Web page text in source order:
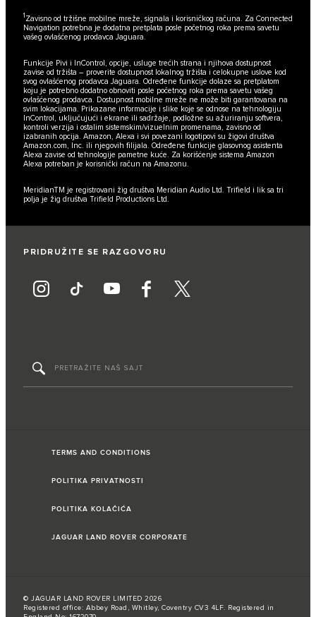
1Zavisno od tržišne mobilne mreže, signala i korisničkog računa. Za Connected
Navigation potrebna je dodatna pretplata posle početnog roka prema savetu
vašeg ovlašćenog prodavca Jaguara.
Funkcije Pivi i InControl, opcije, usluge trećih strana i njihova dostupnost
zavise od tržišta – proverite dostupnost lokalnog tržišta i celokupne uslove kod
svog ovlašćenog prodavca Jaguara. Određene funkcije dolaze sa pretplatom
koju je potrebno dodatno obnoviti posle početnog roka prema savetu vašeg
ovlašćenog prodavca. Dostupnost mobilne mreže ne može biti garantovana na
svim lokacijama. Prikazane informacije i slike koje se odnose na tehnologiju
InControl, uključujući i ekrane ili sadržaje, podložne su ažuriranju softvera,
kontroli verzija i ostalim sistemskim/vizuelnim promenama, zavisno od
izabranih opcija. Amazon, Alexa i svi povezani logotipovi su žigovi društva
Amazon.com, Inc. ili njegovih filijala. Određene funkcije glasovnog asistenta
Alexa zavise od tehnologije pametne kuće. Za korišćenje sistema Amazon
Alexa potreban je korisnički račun na Amazonu.
MeridianTM je registrovani žig društva Meridian Audio Ltd. Trifield i lik sa tri
polja je žig društva Trifield Productions Ltd.
PRIDRUŽITE SE RAZGOVORU
TERMS AND CONDITIONS
POLITIKA PRIVATNOSTI
POLITIKA KOLAČIĆA
JAGUAR LAND ROVER CORPORATE
© JAGUAR LAND ROVER LIMITED 2026
Registered office: Abbey Road, Whitley, Coventry CV3 4LF. Registered in